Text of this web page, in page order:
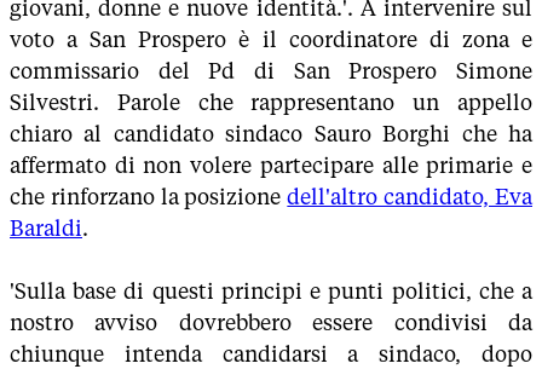
giovani, donne e nuove identità.'. A intervenire sul
voto a San Prospero è il coordinatore di zona e
commissario del Pd di San Prospero Simone
Silvestri. Parole che rappresentano un appello
chiaro al candidato sindaco Sauro Borghi che ha
affermato di non volere partecipare alle primarie e
che rinforzano la posizionedell'altro candidato, Eva
Baraldi.
'Sulla base di questi principi e punti politici, che a
nostro avviso dovrebbero essere condivisi da
chiunque intenda candidarsi a sindaco, dopo